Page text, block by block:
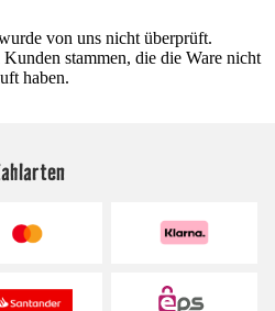
von uns nicht überprüft.
stammen, die die Ware nicht
haben.